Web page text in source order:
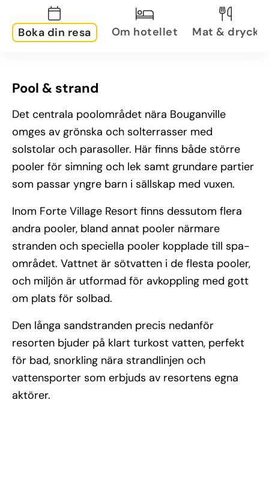
Boka din resa Om hotellet Mat & dryck
Pool & strand
Det centrala poolområdet nära Bouganville
omges av grönska och solterrasser med
solstolar och parasoller. Här finns både större
pooler för simning och lek samt grundare partier
som passar yngre barn i sällskap med vuxen.
Inom Forte Village Resort finns dessutom flera
andra pooler, bland annat pooler närmare
stranden och speciella pooler kopplade till spa-
området. Vattnet är sötvatten i de flesta pooler,
och miljön är utformad för avkoppling med gott
om plats för solbad.
Den långa sandstranden precis nedanför
resorten bjuder på klart turkost vatten, perfekt
för bad, snorkling nära strandlinjen och
vattensporter som erbjuds av resortens egna
aktörer.